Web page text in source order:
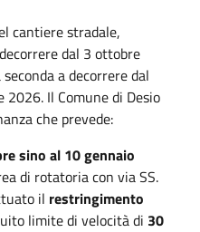
cantiere stradale,
dal 3 ottobre
a decorrere dal
Il Comune di Desio
che prevede:
sino al 10 gennaio
di rotatoria con via SS.
il restringimento
limite di velocità di 30